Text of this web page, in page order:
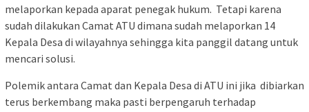
melaporkan kepada aparat penegak hukum. Tetapi karena
sudah dilakukan Camat ATU dimana sudah melaporkan 14
Kepala Desa di wilayahnya sehingga kita panggil datang untuk
mencari solusi.
Polemik antara Camat dan Kepala Desa di ATU ini jika dibiarkan
terus berkembang maka pasti berpengaruh terhadap